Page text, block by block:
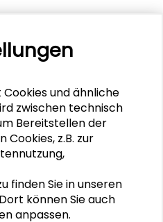
Heike Catherina
Kontext
und ähnliche
zwischen technisch
Bereitstellen der
z.B. zur
finden Sie in unseren
können Sie auch
anpassen.